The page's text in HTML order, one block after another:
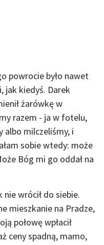
powrocie było nawet
jak kiedyś. Darek
żarówkę w
razem - ja w fotelu,
albo milczeliśmy, i
sobie wtedy: może
Bóg mi go oddał na
wrócił do siebie.
mieszkanie na Pradze,
połowę wpłacił
ceny spadną, mamo,